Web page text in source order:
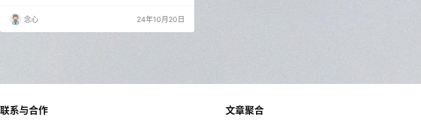
ix能在Windows、Mac OS X和Linux上运行的跨平台软
件。它包含了各种命令行工具，可以合并和提取流、查
看信息、编辑标题和章节。而且，它还带有一个Windo
念心 24年10月20日
联系与合作 文章聚合